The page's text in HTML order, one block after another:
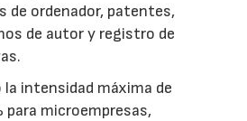
de ordenador, patentes,
de autor y registro de
la intensidad máxima de
para microempresas,